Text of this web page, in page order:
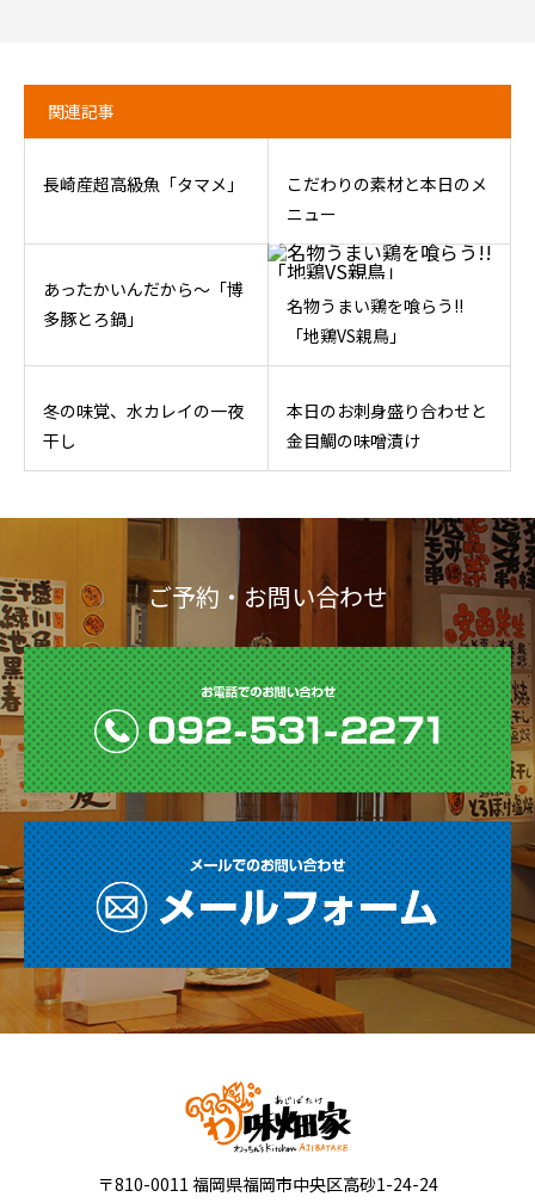
関連記事
長崎産超高級魚「タマメ」
こだわりの素材と本日のメ
ニュー
あったかいんだから～「博
多豚とろ鍋」
名物うまい鶏を喰らう!!
「地鶏VS親鳥」
冬の味覚、水カレイの一夜
干し
本日のお刺身盛り合わせと
金目鯛の味噌漬け
ご予約・お問い合わせ
〒810-0011 福岡県福岡市中央区高砂1-24-24